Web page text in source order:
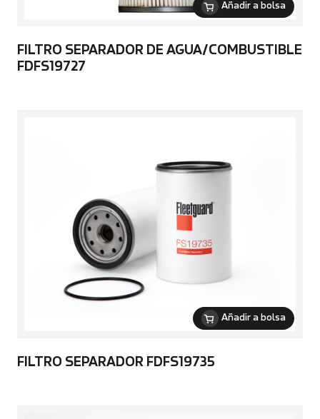
Añadir a bolsa
FILTRO SEPARADOR DE AGUA/COMBUSTIBLE
FDFS19727
Añadir a bolsa
FILTRO SEPARADOR FDFS19735